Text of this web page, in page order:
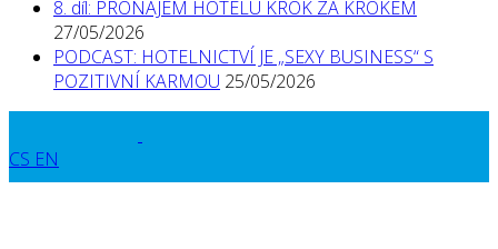
8. díl: PRONÁJEM HOTELU KROK ZA KROKEM
27/05/2026
PODCAST: HOTELNICTVÍ JE „SEXY BUSINESS“ S
POZITIVNÍ KARMOU 25/05/2026
CS EN